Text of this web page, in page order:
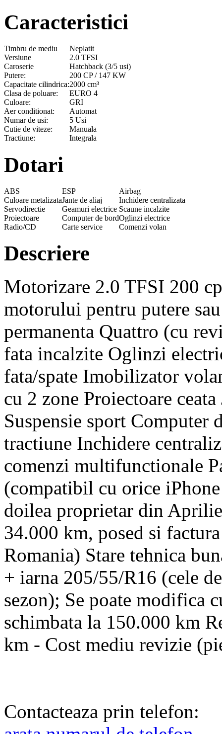
Caracteristici
Timbru de mediu
Neplatit
Versiune
2.0 TFSI
Caroserie
Hatchback (3/5 usi)
Putere:
200 CP / 147 KW
Capacitate cilindrica:2000 cm³
Clasa de poluare:
EURO 4
Culoare:
GRI
Aer conditionat:
Automat
Numar de usi:
5 Usi
Cutie de viteze:
Manuala
Tractiune:
Integrala
Dotari
ABS ESP
Airbag
Culoare metalizataJante de aliaj
Inchidere centralizata
Servodirectie
Geamuri electrice Scaune incalzite
Proiectoare
Computer de bordOglinzi electrice
Radio/CD
Carte service Comenzi volan
Descriere
Motorizare 2.0 TFSI 200
motorului pentru putere
permanenta Quattro (cu
fata incalzite Oglinzi
fata/spate Imobilizator
cu 2 zone Proiectoare
Suspensie sport Computer
tractiune Inchidere
comenzi multifunctionale
(compatibil cu orice
doilea proprietar din
34.000 km, posed si
Romania) Stare tehnica
+ iarna 205/55/R16 (cele
sezon); Se poate modifica
schimbata la 150.000 km
km - Cost mediu revizie
Contacteaza prin telefon: